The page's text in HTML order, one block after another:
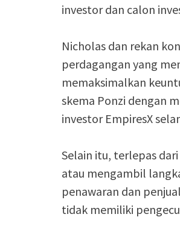
investor dan calon
Nicholas dan rekan
perdagangan yang
memaksimalkan
skema Ponzi dengan
investor EmpiresX
Selain itu, terlepas
atau mengambil
penawaran dan
tidak memiliki